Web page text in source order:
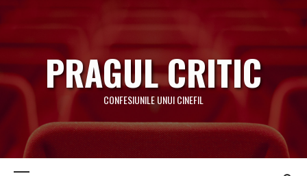
to
content
PRAGUL CRITIC
CONFESIUNILE UNUI CINEFIL